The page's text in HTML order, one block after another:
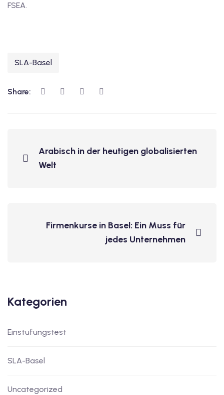
FSEA.
SLA-Basel
Share:
Arabisch in der heutigen globalisierten
Welt
Firmenkurse in Basel: Ein Muss für
jedes Unternehmen
Kategorien
Einstufungstest
SLA-Basel
Uncategorized